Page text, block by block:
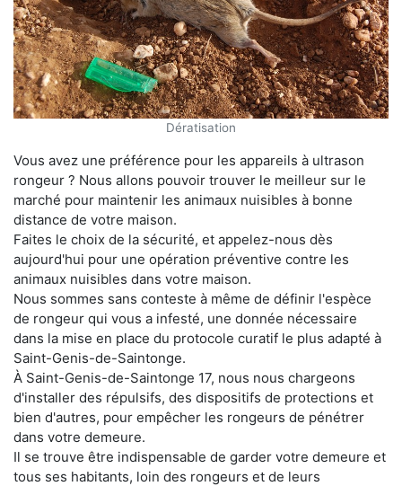
Dératisation
Vous avez une préférence pour les appareils à ultrason
rongeur ? Nous allons pouvoir trouver le meilleur sur le
marché pour maintenir les animaux nuisibles à bonne
distance de votre maison.
Faites le choix de la sécurité, et appelez-nous dès
aujourd'hui pour une opération préventive contre les
animaux nuisibles dans votre maison.
Nous sommes sans conteste à même de définir l'espèce
de rongeur qui vous a infesté, une donnée nécessaire
dans la mise en place du protocole curatif le plus adapté à
Saint-Genis-de-Saintonge.
À Saint-Genis-de-Saintonge 17, nous nous chargeons
d'installer des répulsifs, des dispositifs de protections et
bien d'autres, pour empêcher les rongeurs de pénétrer
dans votre demeure.
Il se trouve être indispensable de garder votre demeure et
tous ses habitants, loin des rongeurs et de leurs